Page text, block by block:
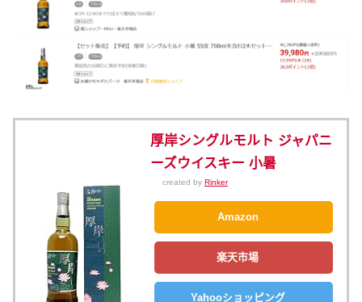
厚岸シングルモルト ジャパニ
ーズウイスキー 小暑
created by Rinker
Amazon
楽天市場
Yahooショッピング